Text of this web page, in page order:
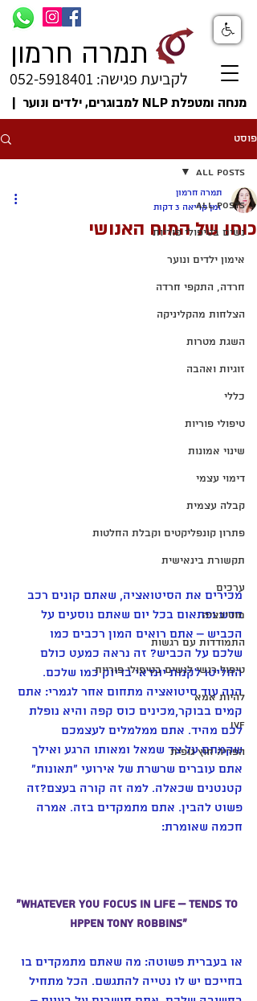
תמרה חרמון
לקביעת פגישה: 052-5918401
מנחה ומטפלת NLP למבוגרים, ילדים ונוער |
פוסט
All Posts
נשים בטיפולי פוריות
אימון ילדים ונוער
חרדה, התקפי חרדה
הצלחות מהקליניקה
השגת מטרות
זוגיות ואהבה
כללי
טיפולי פוריות
שינוי אמונות
דימוי עצמי
קבלה עצמית
פתרון קונפליקטים וקבלת החלטות
תקשורת בינאישית
ערכים
מוטיבציה
התמודדות עם רגשות
טיפול רגשי לנשים בטיפולי פוריות
להיות אמא
IVF
הפריה חוץ גופית
All Posts
כוחו של המוח האנושי
תמרה חרמון
זמן קריאה 3 דקות
מכירים את הסיטואציה, שאתם קונים רכב
חדש ופתאום בכל יום שאתם נוסעים על
הכביש – אתם רואים המון רכבים כמו
שלכם על הכביש? זה נראה כמעט כולם
החליטו לקנות יונדאי בדיוק כמו שלכם.
הנה עוד סיטואציה מתחום אחר לגמרי: אתם
קמים בבוקר,מכינים כוס קפה והיא נופלת
לכם מהיד. אתם ממלמלים לעצמכם
שקמתם על צד שמאל ומאותו הרגע ואילך
אתם עוברים שרשרת של אירועי "תאונות"
קטנטנים שכאלה. למה זה קורה בעצם?זה
פשוט להבין. אתם מתמקדים בזה. אמרה
חכמה שאומרת:
"Whatever you focus in life – tends to
hppen tony robbins"
או בעברית פשוטה: מה שאתם מתמקדים בו
בחייכם יש לו נטייה להתגשם. הכל מתחיל